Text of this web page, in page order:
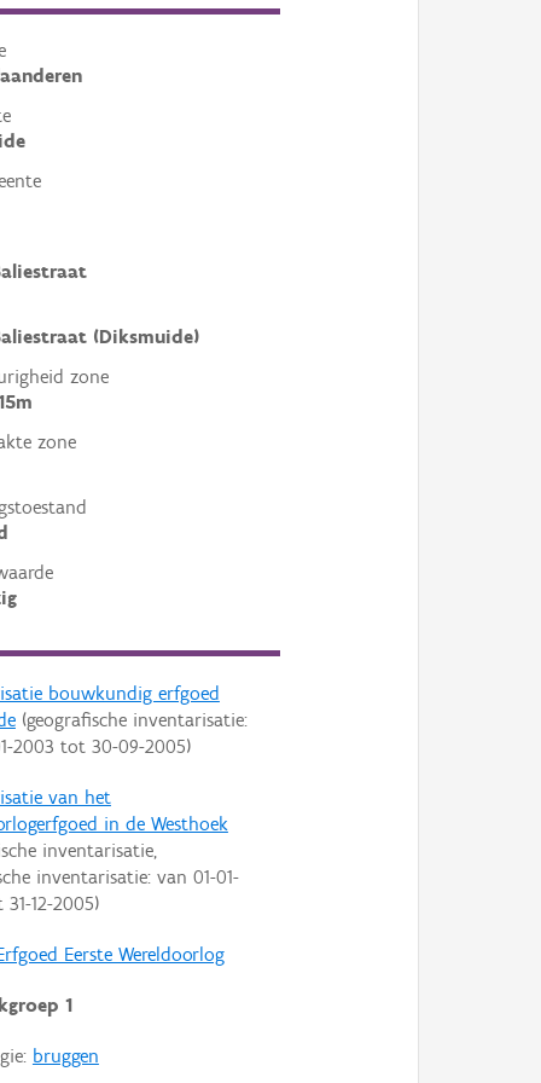
(Diksmuide)
zone
zone
bouwkundig erfgoed
(geografische inventarisatie:
2003 tot 30-09-2005)
van het
in de Westhoek
inventarisatie,
inventarisatie: van 01-01-
31-12-2005)
Eerste Wereldoorlog
1
bruggen